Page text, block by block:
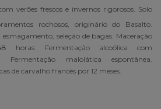
verões frescos e invernos rigorosos. Solo
rochosos, originário do Basalto.
seleção de bagas. Maceração
horas. Fermentação alcoólica com
Fermentação malolática espontânea.
de carvalho francês por 12 meses.